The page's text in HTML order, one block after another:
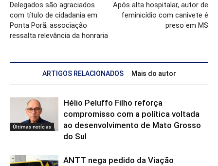
Delegados são agraciados
com título de cidadania em
Ponta Porã; associação
ressalta relevância da honraria
Após alta hospitalar, autor de
feminicídio com canivete é
preso em MS
ARTIGOS RELACIONADOS Mais do autor
Últimas notícias
Hélio Peluffo Filho reforça
compromisso com a política voltada
ao desenvolvimento de Mato Grosso
do Sul
ANTT nega pedido da Viação